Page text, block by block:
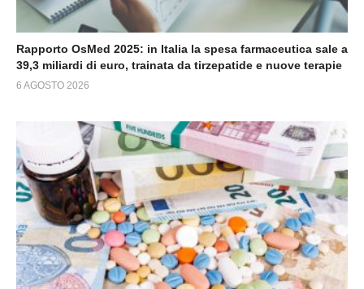
Rapporto OsMed 2025: in Italia la spesa farmaceutica sale a
39,3 miliardi di euro, trainata da tirzepatide e nuove terapie
6 AGOSTO 2026